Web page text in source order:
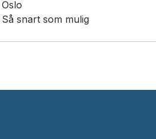
Oslo
Så snart som mulig